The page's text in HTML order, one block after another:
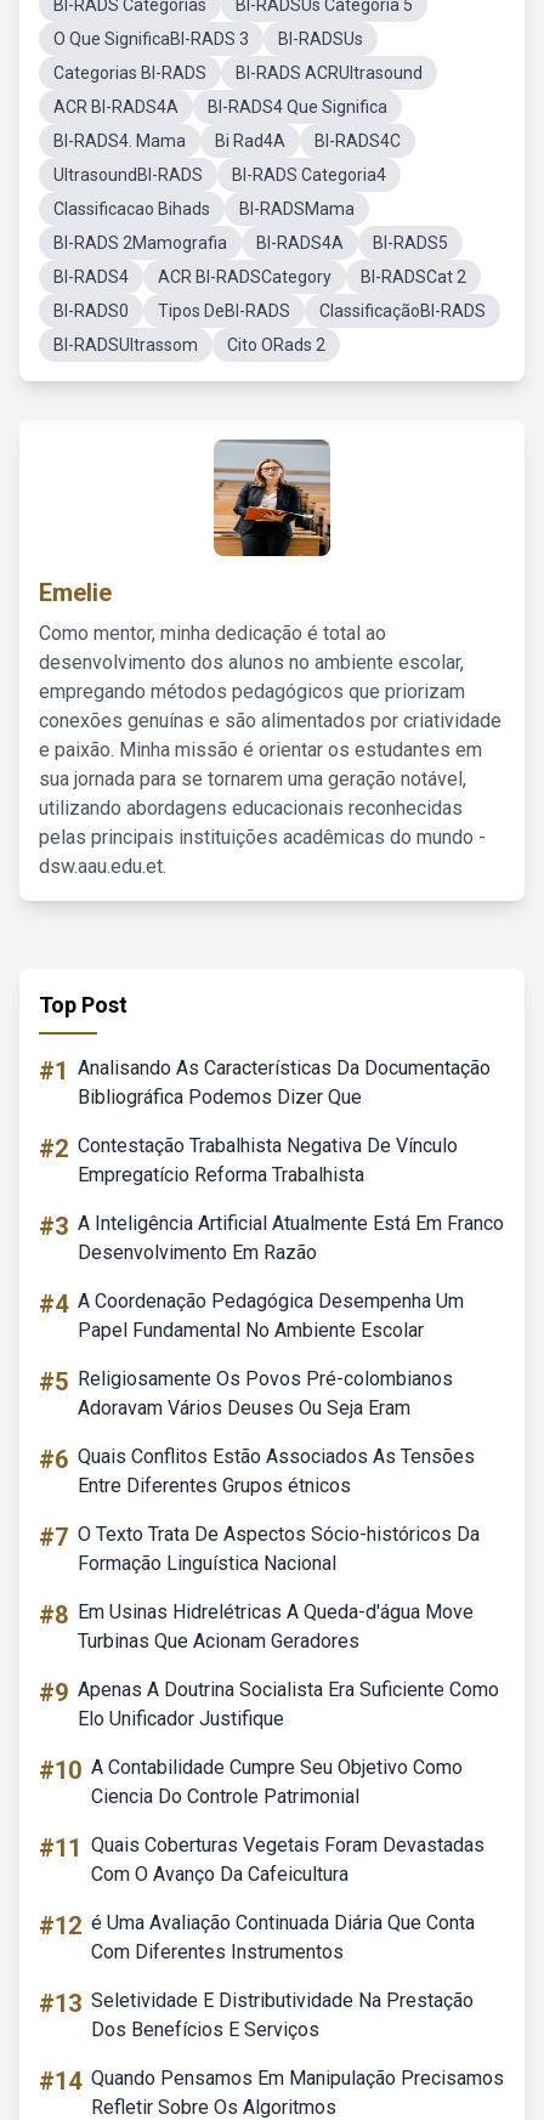
BI-RADS Categorias
BI-RADSUs Categoria 5
O Que SignificaBI-RADS 3
BI-RADSUs
Categorias BI-RADS
BI-RADS ACRUltrasound
ACR BI-RADS4A
BI-RADS4 Que Significa
BI-RADS4. Mama
Bi Rad4A
BI-RADS4C
UltrasoundBI-RADS
BI-RADS Categoria4
Classificacao Bihads
BI-RADSMama
BI-RADS 2Mamografia
BI-RADS4A
BI-RADS5
BI-RADS4
ACR BI-RADSCategory
BI-RADSCat 2
BI-RADS0
Tipos DeBI-RADS
ClassificaçãoBI-RADS
BI-RADSUltrassom
Cito ORads 2
Emelie
Como mentor, minha dedicação é total ao
desenvolvimento dos alunos no ambiente escolar,
empregando métodos pedagógicos que priorizam
conexões genuínas e são alimentados por criatividade
e paixão. Minha missão é orientar os estudantes em
sua jornada para se tornarem uma geração notável,
utilizando abordagens educacionais reconhecidas
pelas principais instituições acadêmicas do mundo -
dsw.aau.edu.et.
Top Post
#1 Analisando As Características Da Documentação
Bibliográfica Podemos Dizer Que
#2 Contestação Trabalhista Negativa De Vínculo
Empregatício Reforma Trabalhista
#3 A Inteligência Artificial Atualmente Está Em Franco
Desenvolvimento Em Razão
#4 A Coordenação Pedagógica Desempenha Um
Papel Fundamental No Ambiente Escolar
#5 Religiosamente Os Povos Pré-colombianos
Adoravam Vários Deuses Ou Seja Eram
#6 Quais Conflitos Estão Associados As Tensões
Entre Diferentes Grupos étnicos
#7 O Texto Trata De Aspectos Sócio-históricos Da
Formação Linguística Nacional
#8 Em Usinas Hidrelétricas A Queda-d'água Move
Turbinas Que Acionam Geradores
#9 Apenas A Doutrina Socialista Era Suficiente Como
Elo Unificador Justifique
#10 A Contabilidade Cumpre Seu Objetivo Como
Ciencia Do Controle Patrimonial
#11 Quais Coberturas Vegetais Foram Devastadas
Com O Avanço Da Cafeicultura
#12 é Uma Avaliação Continuada Diária Que Conta
Com Diferentes Instrumentos
#13 Seletividade E Distributividade Na Prestação
Dos Benefícios E Serviços
#14 Quando Pensamos Em Manipulação Precisamos
Refletir Sobre Os Algoritmos